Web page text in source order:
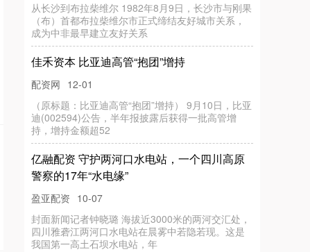
从长沙到布拉柴维尔 1982年8月9日，长沙市与刚果
（布）首都布拉柴维尔市正式缔结友好城市关系，
成为中非最早建立友好关系
佳禾资本 比亚迪高管“抱团”增持
配资网 12-01
（原标题：比亚迪高管“抱团”增持） 9月10日，比亚
迪(002594)公告，半年报披露后获得一批高管增
持，增持金额超52
亿融配资 守护两河口水电站，一个四川高原
警察的17年“水电缘”
盈亚配资 10-07
封面新闻记者钟晓璐 海拔近3000米的两河交汇处，
四川雅砻江两河口水电站在晨雾中若隐若现。这是
我国第一高土石坝水电站，年